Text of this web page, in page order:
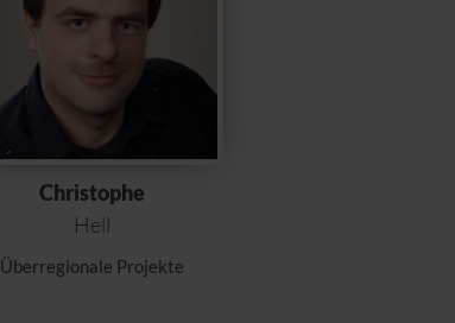
Christophe
Hell
Überregionale Projekte